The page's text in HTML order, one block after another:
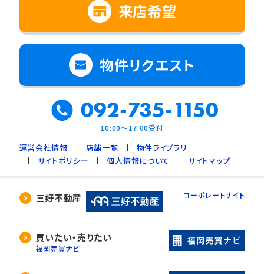
来店希望
物件リクエスト
092-735-1150
10:00～17:00受付
運営会社情報 店舗一覧
物件ライブラリ
サイトポリシー
個人情報について サイトマップ
三好不動産 コーポレートサイト
買いたい・売りたい
福岡売買ナビ